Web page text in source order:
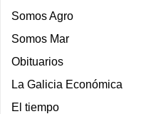
Somos Agro
Somos Mar
Obituarios
La Galicia Económica
El tiempo